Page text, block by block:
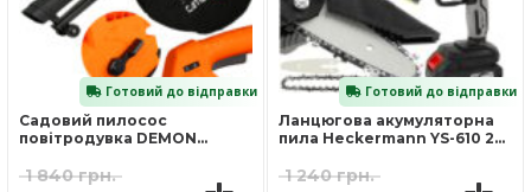
Садовий пилосос
повітродувка DEMON
Готовий до відправки
1 840грн.
Ланцюгова акумуляторна
пила Heckermann YS-610 2x
Готовий до відправки
1 240грн.